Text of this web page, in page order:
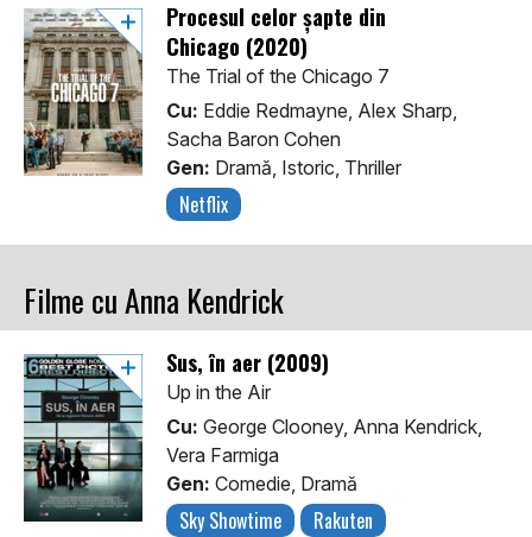
Procesul celor șapte din
Chicago (2020)
The Trial of the Chicago 7
Cu: Eddie Redmayne, Alex Sharp,
Sacha Baron Cohen
Gen: Dramă, Istoric, Thriller
Netflix
Filme cu Anna Kendrick
Sus, în aer (2009)
Up in the Air
Cu: George Clooney, Anna Kendrick,
Vera Farmiga
Gen: Comedie, Dramă
Sky Showtime Rakuten